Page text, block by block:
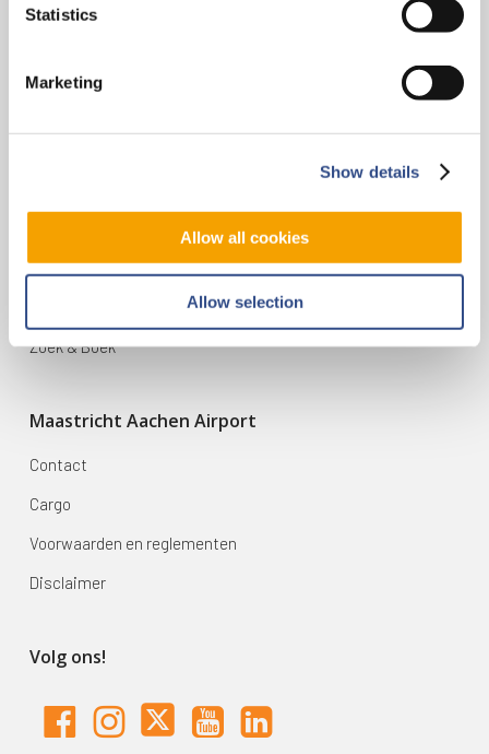
Statistics
Marketing
Show details
Allow all cookies
Allow selection
Vliegveldweg 90
+31-(0)43-358 9898
Bestemmingen
Zoek & Boek
Maastricht Aachen Airport
Contact
Cargo
Voorwaarden en reglementen
Disclaimer
Volg ons!